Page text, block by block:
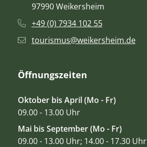
97990 Weikersheim
+49 (0) 7934 102 55
tourismus@weikersheim.de
Öffnungszeiten
Oktober bis April (Mo - Fr)
09.00 - 13.00 Uhr
Mai bis September (Mo - Fr)
09.00 - 13.00 Uhr; 14.00 - 17.30 Uhr